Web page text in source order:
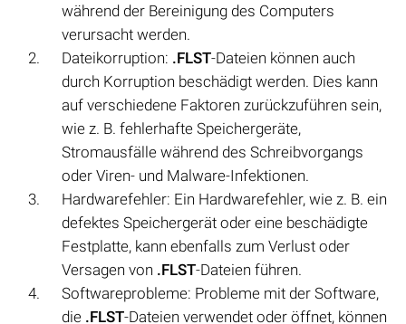
während der Bereinigung des Computers
verursacht werden.
Dateikorruption: .FLST-Dateien können auch
durch Korruption beschädigt werden. Dies kann
auf verschiedene Faktoren zurückzuführen sein,
wie z. B. fehlerhafte Speichergeräte,
Stromausfälle während des Schreibvorgangs
oder Viren- und Malware-Infektionen.
Hardwarefehler: Ein Hardwarefehler, wie z. B. ein
defektes Speichergerät oder eine beschädigte
Festplatte, kann ebenfalls zum Verlust oder
Versagen von .FLST-Dateien führen.
Softwareprobleme: Probleme mit der Software,
die .FLST-Dateien verwendet oder öffnet, können